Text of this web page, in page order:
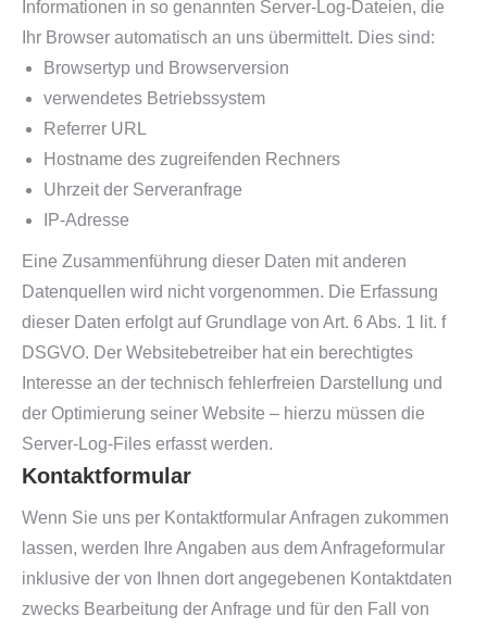
Informationen in so genannten Server-Log-Dateien, die
Ihr Browser automatisch an uns übermittelt. Dies sind:
Browsertyp und Browserversion
verwendetes Betriebssystem
Referrer URL
Hostname des zugreifenden Rechners
Uhrzeit der Serveranfrage
IP-Adresse
Eine Zusammenführung dieser Daten mit anderen
Datenquellen wird nicht vorgenommen. Die Erfassung
dieser Daten erfolgt auf Grundlage von Art. 6 Abs. 1 lit. f
DSGVO. Der Websitebetreiber hat ein berechtigtes
Interesse an der technisch fehlerfreien Darstellung und
der Optimierung seiner Website – hierzu müssen die
Server-Log-Files erfasst werden.
Kontaktformular
Wenn Sie uns per Kontaktformular Anfragen zukommen
lassen, werden Ihre Angaben aus dem Anfrageformular
inklusive der von Ihnen dort angegebenen Kontaktdaten
zwecks Bearbeitung der Anfrage und für den Fall von